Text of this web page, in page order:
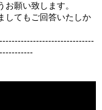
願い致します。
してもご回答いたしか